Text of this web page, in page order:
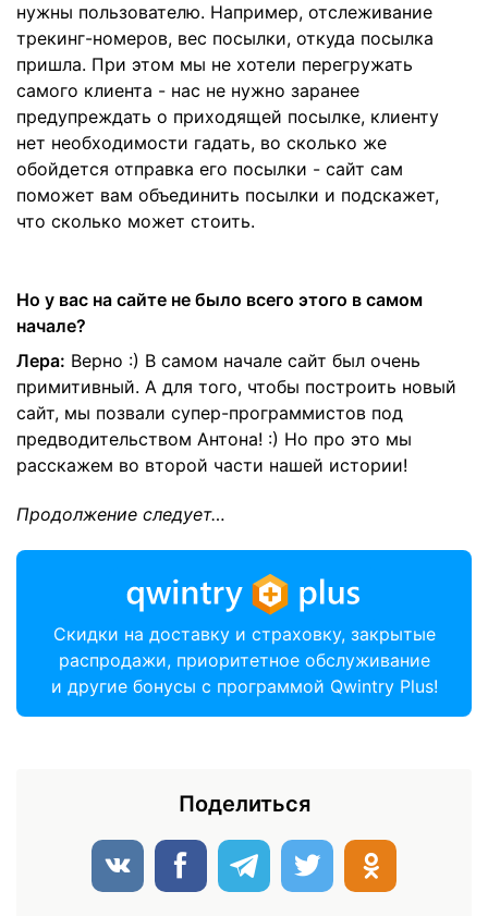
нужны пользователю. Например, отслеживание
трекинг-номеров, вес посылки, откуда посылка
пришла. При этом мы не хотели перегружать
самого клиента - нас не нужно заранее
предупреждать о приходящей посылке, клиенту
нет необходимости гадать, во сколько же
обойдется отправка его посылки - сайт сам
поможет вам объединить посылки и подскажет,
что сколько может стоить.
Но у вас на сайте не было всего этого в самом
начале?
Лера: Верно :) В самом начале сайт был очень
примитивный. А для того, чтобы построить новый
сайт, мы позвали супер-программистов под
предводительством Антона! :) Но про это мы
расскажем во второй части нашей истории!
Продолжение следует…
Скидки на доставку и страховку, закрытые
распродажи, приоритетное обслуживание
и другие бонусы с программой Qwintry Plus!
Поделиться